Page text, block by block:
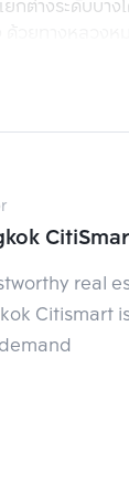
กต่างระดับบา
ด้วยทางหลวง
จ เชื่อมต่อการ
เมืองแบบ
ตลาดพลูที่เป็นแ
านค่อนข้างน้อย
เสียมากกว่า จึง
ากนัก
real
Citismart